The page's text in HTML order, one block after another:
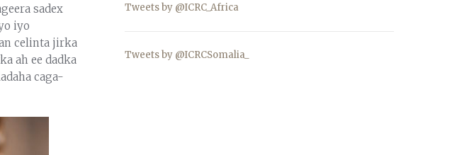
sadex
iyo
celinta jirka
ah ee dadka
caga-
Tweets by @ICRC_Africa
Tweets by @ICRCSomalia_